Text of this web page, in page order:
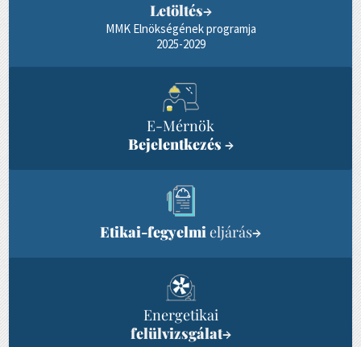
Letöltés→
MMK Elnökségének programja
2025-2029
E-Mérnök
Bejelentkezés →
Etikai-fegyelmieljárás→
Energetikai
felülvizsgálat→